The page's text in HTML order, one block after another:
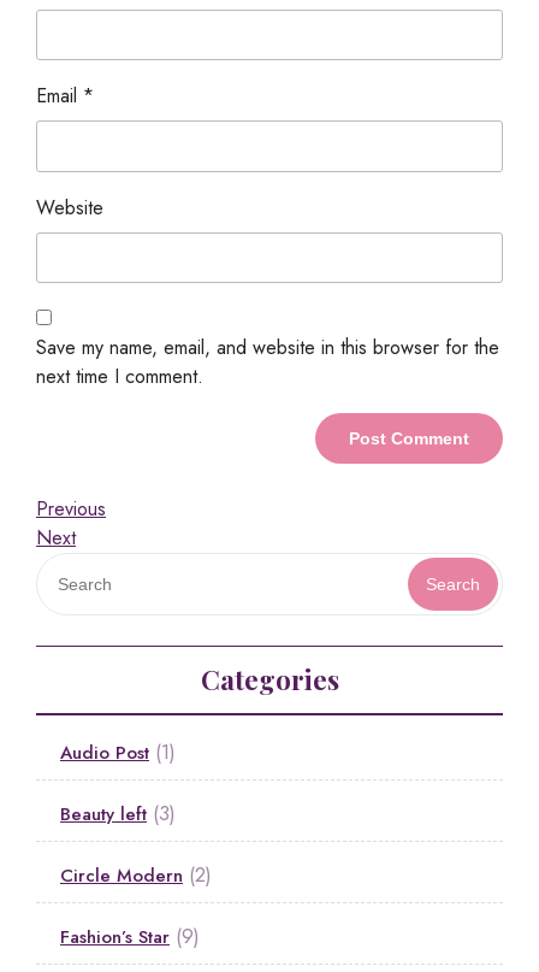
Email *
Website
Save my name, email, and website in this browser for the
next time I comment.
Previous
Next
Search
Categories
Audio Post (1)
Beauty left (3)
Circle Modern (2)
Fashion’s Star (9)